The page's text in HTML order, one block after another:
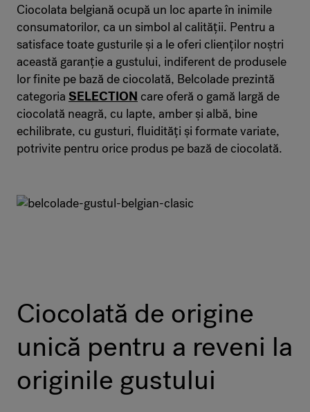
Ciocolata belgiană ocupă un loc aparte în inimile
consumatorilor, ca un simbol al calității. Pentru a
satisface toate gusturile și a le oferi clienților noștri
această garanție a gustului, indiferent de produsele
lor finite pe bază de ciocolată, Belcolade prezintă
categoria SELECTION care oferă o gamă largă de
ciocolată neagră, cu lapte, amber și albă, bine
echilibrate, cu gusturi, fluidități și formate variate,
potrivite pentru orice produs pe bază de ciocolată.
Ciocolată de origine
unică pentru a reveni la
originile gustului